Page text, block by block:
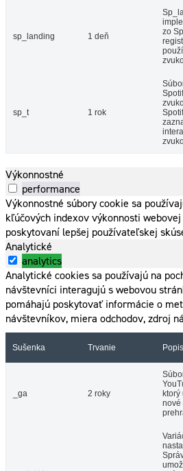
sp_landing 1 deň
zo
sp_t 1 rok
Výkonnostné
performance
Výkonnostné súbory cookie sa
kľúčových indexov výkonnosti
poskytovaní lepšej používateľskej
Analytické
analytics
Analytické cookies sa používajú na
návštevníci interagujú s webovou
pomáhajú poskytovať informácie o
návštevníkov, miera odchodov, zdroj
Sušenka Trvanie Popis
_ga 2 roky
nové